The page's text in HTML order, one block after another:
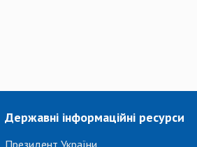
Державні інформаційні ресурси
Президент України